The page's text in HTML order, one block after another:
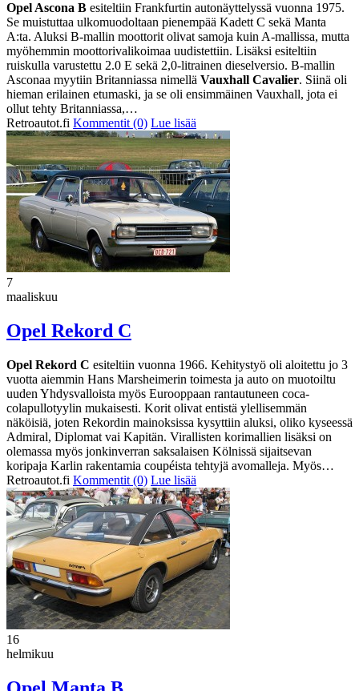
Opel Ascona B esiteltiin Frankfurtin autonäyttelyssä vuonna 1975.
Se muistuttaa ulkomuodoltaan pienempää Kadett C sekä Manta
A:ta. Aluksi B-mallin moottorit olivat samoja kuin A-mallissa, mutta
myöhemmin moottorivalikoimaa uudistettiin. Lisäksi esiteltiin
ruiskulla varustettu 2.0 E sekä 2,0-litrainen dieselversio. B-mallin
Asconaa myytiin Britanniassa nimellä Vauxhall Cavalier. Siinä oli
hieman erilainen etumaski, ja se oli ensimmäinen Vauxhall, jota ei
ollut tehty Britanniassa,…
Retroautot.fi Kommentit (0) Lue lisää
7
maaliskuu
Opel Rekord C
Opel Rekord C esiteltiin vuonna 1966. Kehitystyö oli aloitettu jo 3
vuotta aiemmin Hans Marsheimerin toimesta ja auto on muotoiltu
uuden Yhdysvalloista myös Eurooppaan rantautuneen coca-
colapullotyylin mukaisesti. Korit olivat entistä ylellisemmän
näköisiä, joten Rekordin mainoksissa kysyttiin aluksi, oliko kyseessä
Admiral, Diplomat vai Kapitän. Virallisten korimallien lisäksi on
olemassa myös jonkinverran saksalaisen Kölnissä sijaitsevan
koripaja Karlin rakentamia coupéista tehtyjä avomalleja. Myös…
Retroautot.fi Kommentit (0) Lue lisää
16
helmikuu